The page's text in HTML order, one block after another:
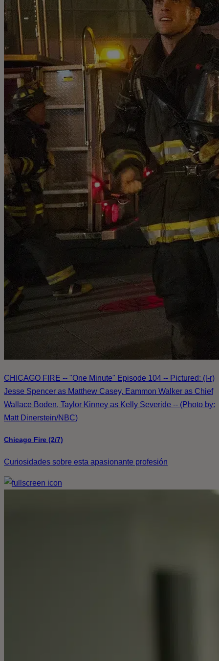
CHICAGO FIRE -- "One Minute" Episode 104 -- Pictured: (l-r)
Jesse Spencer as Matthew Casey, Eammon Walker as Chief
Wallace Boden, Taylor Kinney as Kelly Severide -- (Photo by:
Matt Dinerstein/NBC)
Chicago Fire (2/7)
Curiosidades sobre esta apasionante profesión